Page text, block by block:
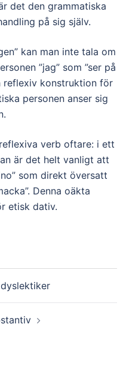
det den grammatiska
på sig själv.
kan man inte tala om
”jag” som ”ser på
reflexiv konstruktion för
personen anser sig
verb oftare: i ett
är det helt vanligt att
som direkt översatt
Denna oäkta
etisk dativ.